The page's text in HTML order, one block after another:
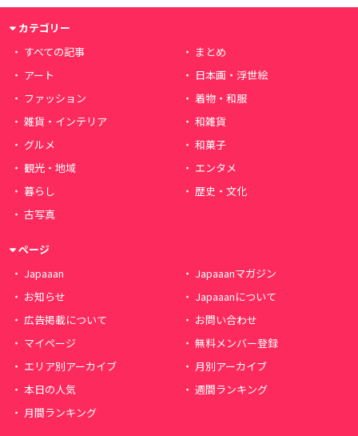
カテゴリー
すべての記事
まとめ
アート
日本画・浮世絵
ファッション
着物・和服
雑貨・インテリア
和雑貨
グルメ
和菓子
観光・地域
エンタメ
暮らし
歴史・文化
古写真
ページ
Japaaan
Japaaanマガジン
お知らせ
Japaaanについて
広告掲載について
お問い合わせ
マイページ
無料メンバー登録
エリア別アーカイブ
月別アーカイブ
本日の人気
週間ランキング
月間ランキング